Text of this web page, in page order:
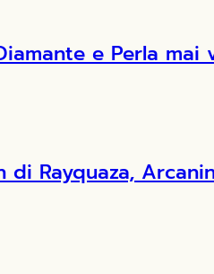
e Perla mai
di Rayquaza,